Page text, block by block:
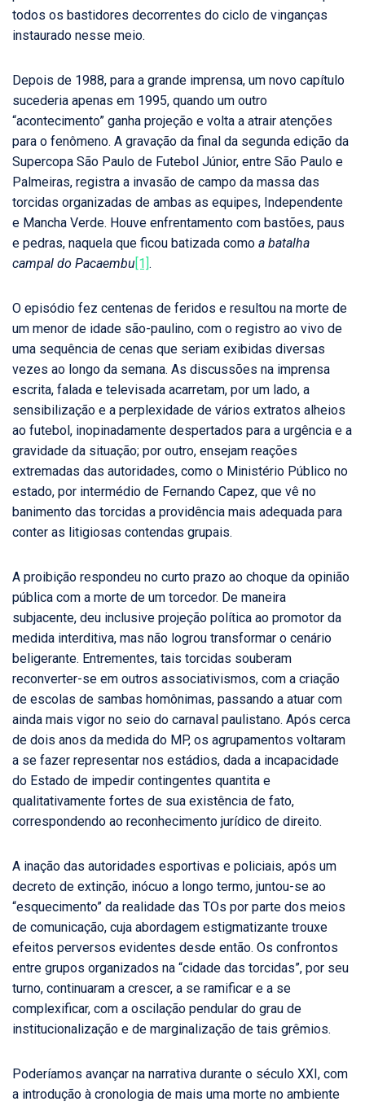
todos os bastidores decorrentes do ciclo de vinganças
instaurado nesse meio.
Depois de 1988, para a grande imprensa, um novo capítulo
sucederia apenas em 1995, quando um outro
“acontecimento” ganha projeção e volta a atrair atenções
para o fenômeno. A gravação da final da segunda edição da
Supercopa São Paulo de Futebol Júnior, entre São Paulo e
Palmeiras, registra a invasão de campo da massa das
torcidas organizadas de ambas as equipes, Independente
e Mancha Verde. Houve enfrentamento com bastões, paus
e pedras, naquela que ficou batizada como a batalha
campal do Pacaembu [1] .
O episódio fez centenas de feridos e resultou na morte de
um menor de idade são-paulino, com o registro ao vivo de
uma sequência de cenas que seriam exibidas diversas
vezes ao longo da semana. As discussões na imprensa
escrita, falada e televisada acarretam, por um lado, a
sensibilização e a perplexidade de vários extratos alheios
ao futebol, inopinadamente despertados para a urgência e a
gravidade da situação; por outro, ensejam reações
extremadas das autoridades, como o Ministério Público no
estado, por intermédio de Fernando Capez, que vê no
banimento das torcidas a providência mais adequada para
conter as litigiosas contendas grupais.
A proibição respondeu no curto prazo ao choque da opinião
pública com a morte de um torcedor. De maneira
subjacente, deu inclusive projeção política ao promotor da
medida interditiva, mas não logrou transformar o cenário
beligerante. Entrementes, tais torcidas souberam
reconverter-se em outros associativismos, com a criação
de escolas de sambas homônimas, passando a atuar com
ainda mais vigor no seio do carnaval paulistano. Após cerca
de dois anos da medida do MP, os agrupamentos voltaram
a se fazer representar nos estádios, dada a incapacidade
do Estado de impedir contingentes quantita e
qualitativamente fortes de sua existência de fato,
correspondendo ao reconhecimento jurídico de direito.
A inação das autoridades esportivas e policiais, após um
decreto de extinção, inócuo a longo termo, juntou-se ao
“esquecimento” da realidade das TOs por parte dos meios
de comunicação, cuja abordagem estigmatizante trouxe
efeitos perversos evidentes desde então. Os confrontos
entre grupos organizados na “cidade das torcidas”, por seu
turno, continuaram a crescer, a se ramificar e a se
complexificar, com a oscilação pendular do grau de
institucionalização e de marginalização de tais grêmios.
Poderíamos avançar na narrativa durante o século XXI, com
a introdução à cronologia de mais uma morte no ambiente